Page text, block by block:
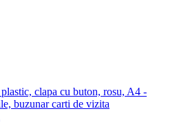
clapa cu buton, rosu, A4 -
buzunar carti de vizita